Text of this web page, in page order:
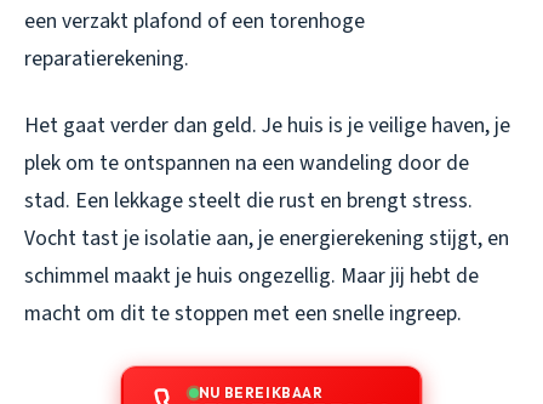
een verzakt plafond of een torenhoge
reparatierekening.
Het gaat verder dan geld. Je huis is je veilige haven, je
plek om te ontspannen na een wandeling door de
stad. Een lekkage steelt die rust en brengt stress.
Vocht tast je isolatie aan, je energierekening stijgt, en
schimmel maakt je huis ongezellig. Maar jij hebt de
macht om dit te stoppen met een snelle ingreep.
NU BEREIKBAAR